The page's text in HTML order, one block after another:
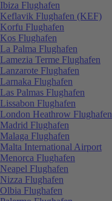
Ibiza Flughafen
Keflavik Flughafen (KEF)
Korfu Flughafen
Kos Flughafen
La Palma Flughafen
Lamezia Terme Flughafen
Lanzarote Flughafen
Larnaka Flughafen
Las Palmas Flughafen
Lissabon Flughafen
London Heathrow Flughafen
Madrid Flughafen
Malaga Flughafen
Malta International Airport
Menorca Flughafen
Neapel Flughafen
Nizza Flughafen
Olbia Flughafen